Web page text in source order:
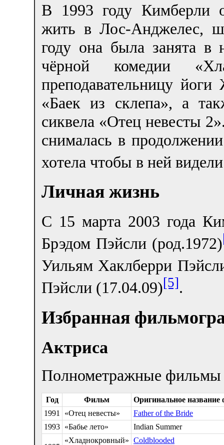
В 1993 году Кимберли
жить в Лос-Анджелес,
году она была занята в
чёрной комедии
преподавательницу
«Баек из склепа», а
сиквела «Отец невесты
снималась в
хотела чтобы в ней
Личная жизнь
С 15 марта 2003 года
Брэдом Пэйсли (род.1972)
Уильям Хаклберри
Пэйсли (17.04.09)[5].
Избранная
Актриса
Полнометражные фильмы
Год Фильм
Оригинальное название
1991
«Отец невесты»
Father of the Bride
1993 «Бабье лето» Indian Summer
«Хладнокровный» Coldblooded